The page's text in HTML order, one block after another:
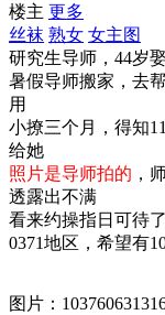
楼主 更多
丝袜 熟女 女主图
研究生导师，44岁
暑假导师搬家，去
用
小撩三个月，得知
给她
照片是导师拍的 ，
透露出不满
看来约操指日可待了
0371地区，希望有
图片：